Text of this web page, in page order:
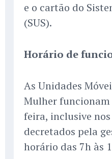
e o cartão do
(SUS).
Horário de
As Unidades
Mulher funcionam
feira, inclusive
decretados pela
horário das 7h às